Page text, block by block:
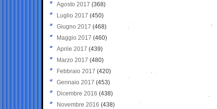
Agosto 2017 (368)
Luglio 2017 (450)
Giugno 2017 (468)
Maggio 2017 (460)
Aprile 2017 (439)
Marzo 2017 (480)
Febbraio 2017 (420)
Gennaio 2017 (453)
Dicembre 2016 (438)
Novembre 2016 (438)